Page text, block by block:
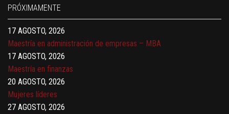
PRÓXIMAMENTE
17 AGOSTO, 2026
Gerencia de empresas familiares
17 AGOSTO, 2026
Maestría en administración de empresas – MBA
17 AGOSTO, 2026
Maestría en finanzas
20 AGOSTO, 2026
Mujeres líderes
27 AGOSTO, 2026